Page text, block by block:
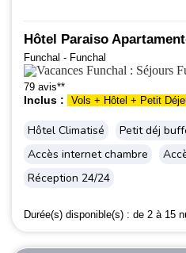
Hôtel Paraiso
Funchal - Funchal
79 avis**
Inclus : Vols + Hôtel + Petit
Hôtel Climatisé
Petit déj
Accès internet chambre
Réception 24/24
Durée(s) disponible(s) : de 2 à 15